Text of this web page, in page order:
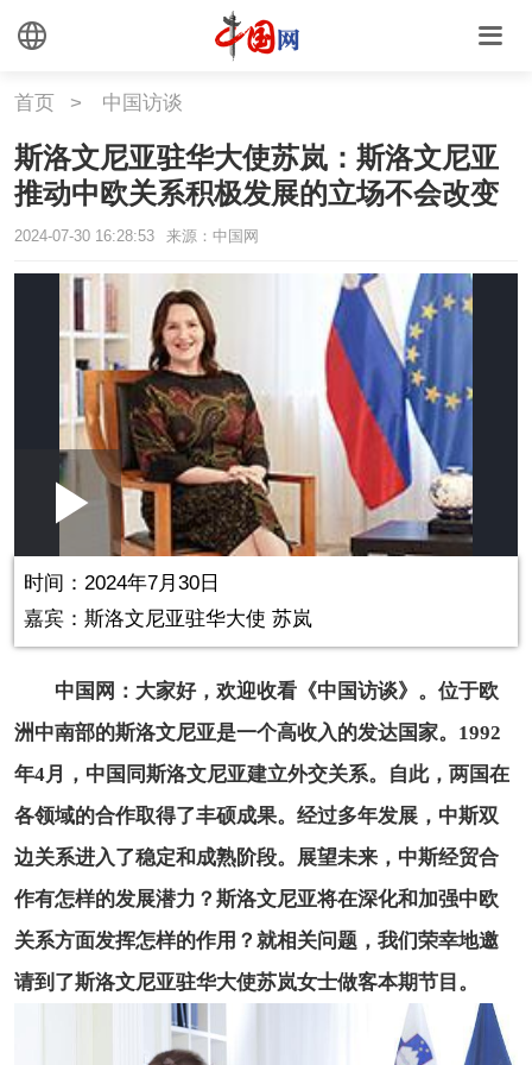
首页 > 中国访谈
斯洛文尼亚驻华大使苏岚：斯洛文尼亚
推动中欧关系积极发展的立场不会改变
2024-07-30 16:28:53 来源：中国网
Play
Video
Mute
Picture-
in-
Picture
--:--
时间：2024年7月30日
嘉宾：斯洛文尼亚驻华大使 苏岚
中国网：大家好，欢迎收看《中国访谈》。位于欧
洲中南部的斯洛文尼亚是一个高收入的发达国家。1992
年4月，中国同斯洛文尼亚建立外交关系。自此，两国在
各领域的合作取得了丰硕成果。经过多年发展，中斯双
边关系进入了稳定和成熟阶段。展望未来，中斯经贸合
作有怎样的发展潜力？斯洛文尼亚将在深化和加强中欧
关系方面发挥怎样的作用？就相关问题，我们荣幸地邀
请到了斯洛文尼亚驻华大使苏岚女士做客本期节目。